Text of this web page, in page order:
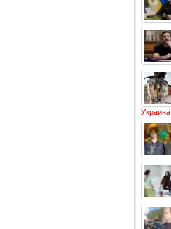
Украина